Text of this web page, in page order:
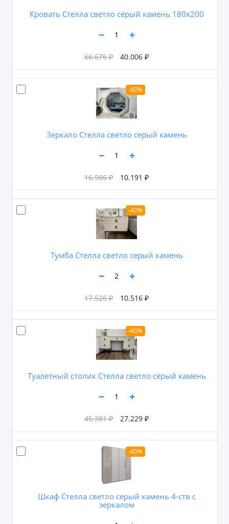
Кровать Стелла светло серый камень 180х200
66.676 ₽ 40.006 ₽
-40%
Зеркало Стелла светло серый камень
16.986 ₽ 10.191 ₽
-40%
Тумба Стелла светло серый камень
17.526 ₽ 10.516 ₽
-40%
Туалетный столик Стелла светло серый камень
45.381 ₽ 27.229 ₽
-40%
Шкаф Стелла светло серый камень 4-ств с
зеркалом